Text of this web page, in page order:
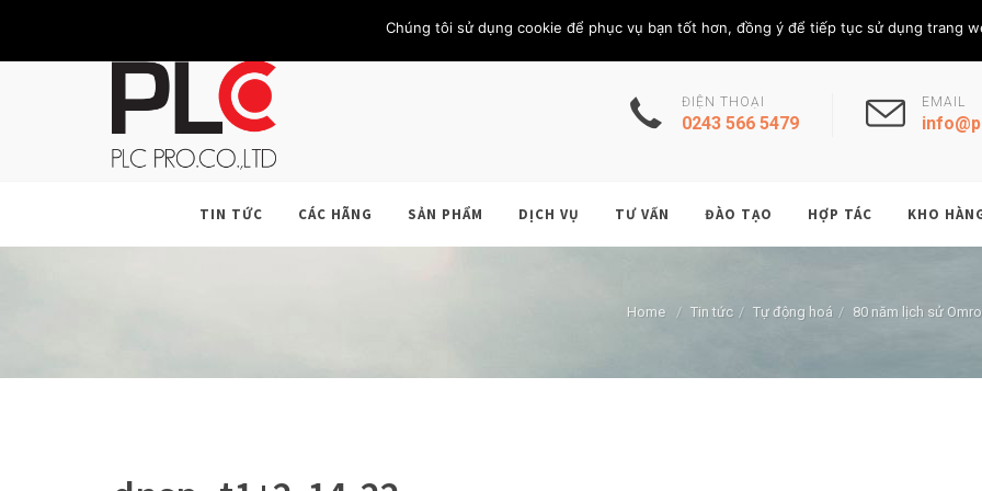
KHÁCH HÀNG LIÊN HỆ THÀNH VIÊN Thứ Bảy, 8/8/
ĐIỆN THOẠI
0243 566 5479
EMAIL
TIN TỨC CÁC HÃNG SẢN PHẨM DỊCH VỤ TƯ VẤN ĐÀO TẠO HỢP TÁC KHO
Home / Tin tức / Tự động hoá / 80 năm lịch sử
Chúng tôi sử dụng cookie để phục vụ bạn tốt hơn, đồng ý để tiếp tục sử dụng trang